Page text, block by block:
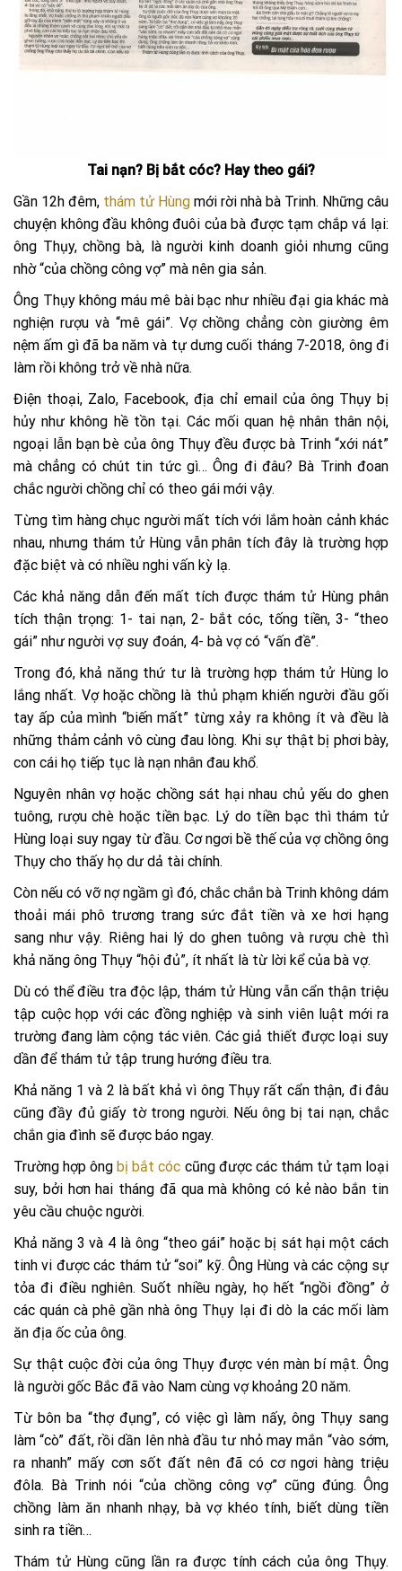
Tai nạn? Bị bắt cóc? Hay theo gái?
Gần 12h đêm, thám tử Hùng mới rời nhà bà Trinh. Những câu
chuyện không đầu không đuôi của bà được tạm chắp vá lại:
ông Thụy, chồng bà, là người kinh doanh giỏi nhưng cũng
nhờ “của chồng công vợ” mà nên gia sản.
Ông Thụy không máu mê bài bạc như nhiều đại gia khác mà
nghiện rượu và “mê gái”. Vợ chồng chẳng còn giường êm
nệm ấm gì đã ba năm và tự dưng cuối tháng 7-2018, ông đi
làm rồi không trở về nhà nữa.
Điện thoại, Zalo, Facebook, địa chỉ email của ông Thụy bị
hủy như không hề tồn tại. Các mối quan hệ nhân thân nội,
ngoại lẫn bạn bè của ông Thụy đều được bà Trinh “xới nát”
mà chẳng có chút tin tức gì… Ông đi đâu? Bà Trinh đoan
chắc người chồng chỉ có theo gái mới vậy.
Từng tìm hàng chục người mất tích với lắm hoàn cảnh khác
nhau, nhưng thám tử Hùng vẫn phân tích đây là trường hợp
đặc biệt và có nhiều nghi vấn kỳ lạ.
Các khả năng dẫn đến mất tích được thám tử Hùng phân
tích thận trọng: 1- tai nạn, 2- bắt cóc, tống tiền, 3- “theo
gái” như người vợ suy đoán, 4- bà vợ có “vấn đề”.
Trong đó, khả năng thứ tư là trường hợp thám tử Hùng lo
lắng nhất. Vợ hoặc chồng là thủ phạm khiến người đầu gối
tay ấp của mình “biến mất” từng xảy ra không ít và đều là
những thảm cảnh vô cùng đau lòng. Khi sự thật bị phơi bày,
con cái họ tiếp tục là nạn nhân đau khổ.
Nguyên nhân vợ hoặc chồng sát hại nhau chủ yếu do ghen
tuông, rượu chè hoặc tiền bạc. Lý do tiền bạc thì thám tử
Hùng loại suy ngay từ đầu. Cơ ngơi bề thế của vợ chồng ông
Thụy cho thấy họ dư dả tài chính.
Còn nếu có vỡ nợ ngầm gì đó, chắc chắn bà Trinh không dám
thoải mái phô trương trang sức đắt tiền và xe hơi hạng
sang như vậy. Riêng hai lý do ghen tuông và rượu chè thì
khả năng ông Thụy “hội đủ”, ít nhất là từ lời kể của bà vợ.
Dù có thể điều tra độc lập, thám tử Hùng vẫn cẩn thận triệu
tập cuộc họp với các đồng nghiệp và sinh viên luật mới ra
trường đang làm cộng tác viên. Các giả thiết được loại suy
dần để thám tử tập trung hướng điều tra.
Khả năng 1 và 2 là bất khả vì ông Thụy rất cẩn thận, đi đâu
cũng đầy đủ giấy tờ trong người. Nếu ông bị tai nạn, chắc
chắn gia đình sẽ được báo ngay.
Trường hợp ông bị bắt cóc cũng được các thám tử tạm loại
suy, bởi hơn hai tháng đã qua mà không có kẻ nào bắn tin
yêu cầu chuộc người.
Khả năng 3 và 4 là ông “theo gái” hoặc bị sát hại một cách
tinh vi được các thám tử “soi” kỹ. Ông Hùng và các cộng sự
tỏa đi điều nghiên. Suốt nhiều ngày, họ hết “ngồi đồng” ở
các quán cà phê gần nhà ông Thụy lại đi dò la các mối làm
ăn địa ốc của ông.
Sự thật cuộc đời của ông Thụy được vén màn bí mật. Ông
là người gốc Bắc đã vào Nam cùng vợ khoảng 20 năm.
Từ bôn ba “thợ đụng”, có việc gì làm nấy, ông Thụy sang
làm “cò” đất, rồi dần lên nhà đầu tư nhỏ may mắn “vào sớm,
ra nhanh” mấy cơn sốt đất nên đã có cơ ngơi hàng triệu
đôla. Bà Trinh nói “của chồng công vợ” cũng đúng. Ông
chồng làm ăn nhanh nhạy, bà vợ khéo tính, biết dùng tiền
sinh ra tiền…
Thám tử Hùng cũng lần ra được tính cách của ông Thụy.